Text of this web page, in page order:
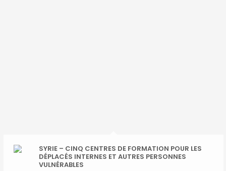
SYRIE – CINQ CENTRES DE FORMATION POUR LES
DÉPLACÉS INTERNES ET AUTRES PERSONNES
VULNÉRABLES